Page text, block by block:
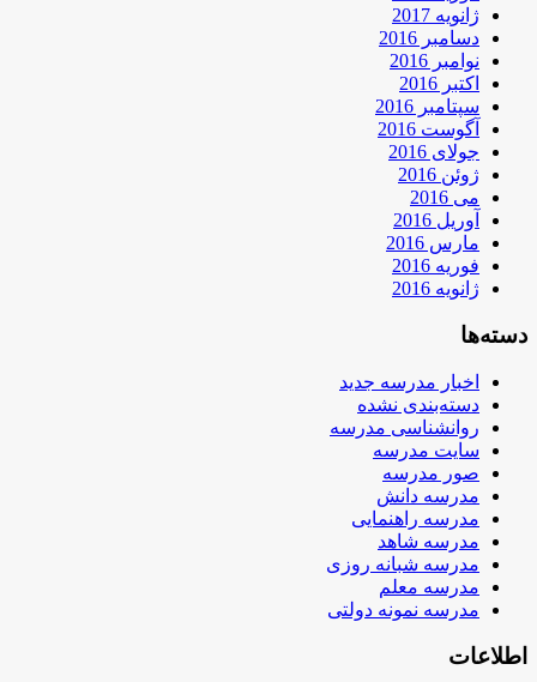
ژانویه 2017
دسامبر 2016
نوامبر 2016
اکتبر 2016
سپتامبر 2016
آگوست 2016
جولای 2016
ژوئن 2016
می 2016
آوریل 2016
مارس 2016
فوریه 2016
ژانویه 2016
دسته‌ها
اخبار مدرسه جدید
دسته‌بندی نشده
روانشناسی مدرسه
سایت مدرسه
صور مدرسه
مدرسه دانش
مدرسه راهنمایی
مدرسه شاهد
مدرسه شبانه روزی
مدرسه معلم
مدرسه نمونه دولتی
اطلاعات